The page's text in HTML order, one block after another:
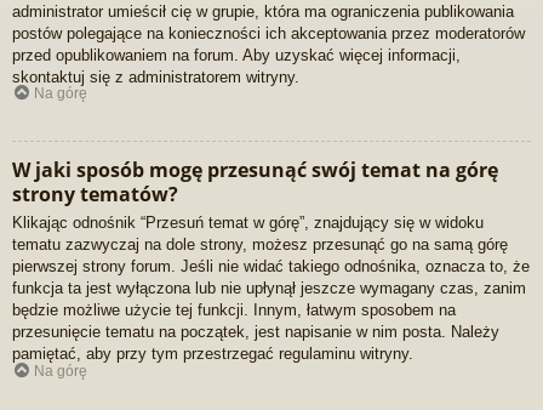
administrator umieścił cię w grupie, która ma ograniczenia publikowania
postów polegające na konieczności ich akceptowania przez moderatorów
przed opublikowaniem na forum. Aby uzyskać więcej informacji,
skontaktuj się z administratorem witryny.
Na górę
W jaki sposób mogę przesunąć swój temat na górę
strony tematów?
Klikając odnośnik “Przesuń temat w górę”, znajdujący się w widoku
tematu zazwyczaj na dole strony, możesz przesunąć go na samą górę
pierwszej strony forum. Jeśli nie widać takiego odnośnika, oznacza to, że
funkcja ta jest wyłączona lub nie upłynął jeszcze wymagany czas, zanim
będzie możliwe użycie tej funkcji. Innym, łatwym sposobem na
przesunięcie tematu na początek, jest napisanie w nim posta. Należy
pamiętać, aby przy tym przestrzegać regulaminu witryny.
Na górę